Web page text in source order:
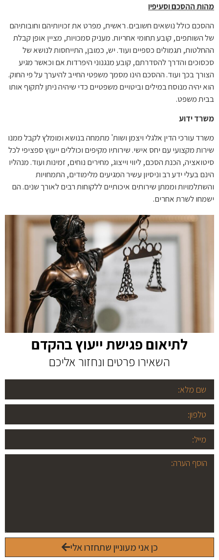
מהות ההסכם וסעיפיו
ההסכם כולל נושאים חשובים. ראשית, מפרט את זכויותיהם וחובותיהם
של השותפים, קובע תחומי אחריות. מעניק סמכויות, מציין אופן קבלת
ההחלטות, תגמולים כספיים ועוד. יש, כמובן, התייחסות לנושא של
סכסוכים והדרך להסדרתם, קובע מנגנוני היפרדות אם וכאשר מגיע
הצורך בכך ועוד. ההסכם הינו מסמך משפטי החייב להיערך על פי החוק.
הוא יהיה מנוסח במילים וביטויים משפטיים כדי שיהיה ניתן לתקוף אותו
בבית משפט.
משרד ידוע
משרד עורכי הדין אלגלי ויצמן ושות' מתמחה בנושא ומומלץ לקבל ממנו
שירות מקצועי עם יחס אישי. שירותיו מקיפים וכוללים ייעוץ ספציפי לכל
סיטואציה, הכנת הסכם, ליווי וייצוג, מחירים נוחים, זמינות ועוד. מנהליו
הינם בעלי ידע רב וניסיון עשיר המגיעים מלימודים, התמחויות
והשתלמויות וממתן שירותים איכותיים ללקוחות רבים לאורך שנים. הם
ישמחו לשרת אחרים.
לתיאום פגישת ייעוץ בהקדם
השאירו פרטים ונחזור אליכם
כן אני מעוניין שתחזרו אלי